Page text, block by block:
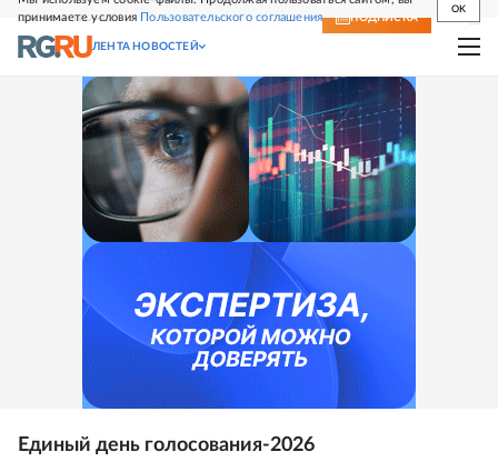
принимаете условия Пользовательского соглашения
OK
СВЕЖИЙ НОМЕР ПОДПИСКА
ЛЕНТА НОВОСТЕЙ
Единый день голосования-2026